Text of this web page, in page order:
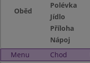
Oběd
Polévka
Jídlo
Příloha
Nápoj
Menu
Chod